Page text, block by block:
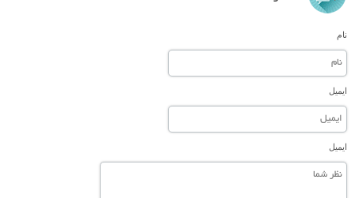
نام
ایمیل
ایمیل